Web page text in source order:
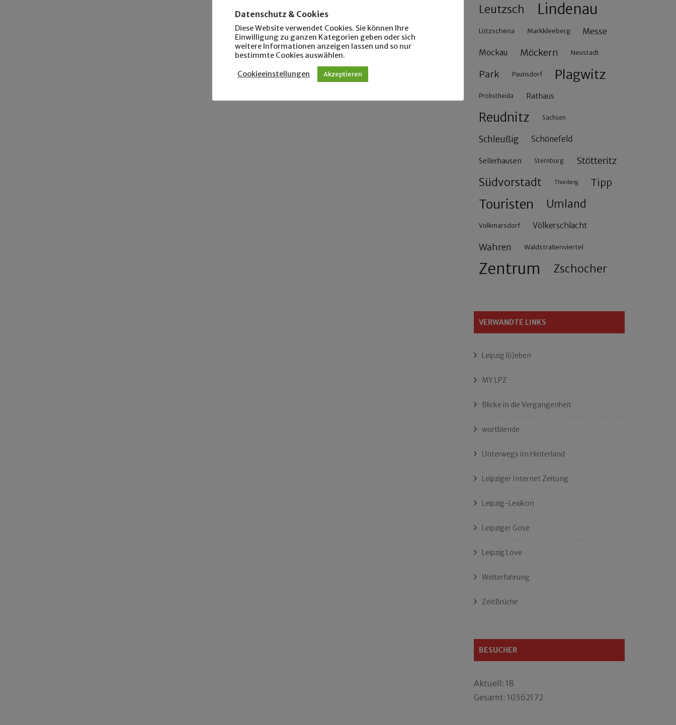
Leutzsch Lindenau
Lützschena Markkleeberg Messe
Mockau Möckern Neustadt
Park Paunsdorf Plagwitz
Probstheida Rathaus
Reudnitz Sachsen
Schleußig Schönefeld
Sellerhausen Sternburg Stötteritz
Südvorstadt Thonberg Tipp
Touristen Umland
Volkmarsdorf Völkerschlacht
Wahren Waldstraßenviertel
Zentrum Zschocher
VERWANDTE LINKS
Leipzig l(i)eben
MY LPZ
Blicke in die Vergangenheit
wortblende
Unterwegs im Hinterland
Leipziger Internet Zeitung
Leipzig-Lexikon
Leipziger Gose
Leipzig Love
Welterfahrung
ZeitBrüche
BESUCHER
Aktuell: 18
Gesamt: 10362172
Datenschutz & Cookies
Diese Website verwendet Cookies. Sie können Ihre
Einwilligung zu ganzen Kategorien geben oder sich
weitere Informationen anzeigen lassen und so nur
bestimmte Cookies auswählen.
Cookieeinstellungen Akzeptieren